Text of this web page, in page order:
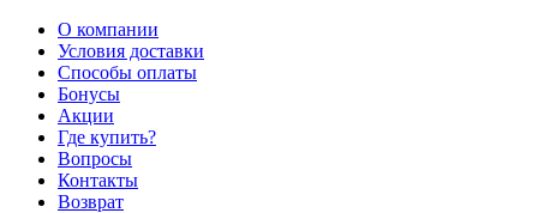
О компании
Условия доставки
Способы оплаты
Бонусы
Акции
Где купить?
Вопросы
Контакты
Возврат